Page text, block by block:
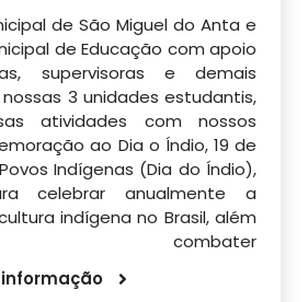
de São Miguel do Anta e
de Educação com apoio
supervisoras e demais
3 unidades estudantis,
atividades com nossos
ao Dia o Índio, 19 de
Indígenas (Dia do Índio),
celebrar anualmente a
indígena no Brasil, além